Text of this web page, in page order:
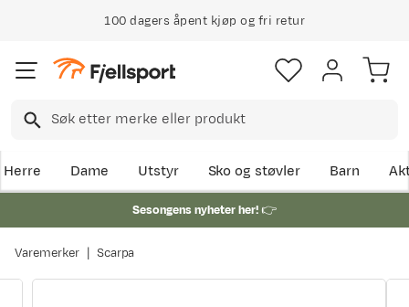
100 dagers åpent kjøp og fri retur
Herre Dame Utstyr Sko og støvler Barn
Sesongens nyheter her!👉
Varemerker Scarpa